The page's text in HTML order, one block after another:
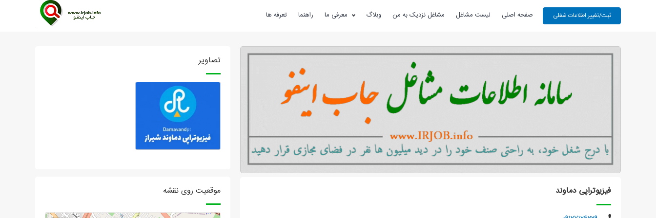
صفحه اصلی لیست مشاغل مشاغل نزدیک به من وبلاگ معرفی ما راهنما تعرفه ها
فیزیوتراپی دماوند
تصاویر
موقعیت روی نقشه